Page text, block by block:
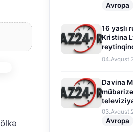
Avropa
16 yaşlı
Kristina
Davina
fasilə
Avropa